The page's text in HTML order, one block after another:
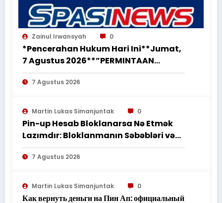
Zainul Irwansyah 0
*Pencerahan Hukum Hari Ini**Jumat,
7 Agustus 2026**”PERMINTAAN
PERUBAHAN PEKERJAAN SECARA LISAN
TIDAK MENGHAPUS KEWAJIBAN
PEKERJAAN SESUAI PERJANJIAN
TERTULIS”*
7 Agustus 2026
Martin Lukas Simanjuntak 0
Pin-up Hesab Bloklanarsa Nə Etmək
Lazımdır: Bloklanmanın Səbəbləri və
Tədbirləri
7 Agustus 2026
Martin Lukas Simanjuntak 0
Как вернуть деньги на Пин Ап: официальный